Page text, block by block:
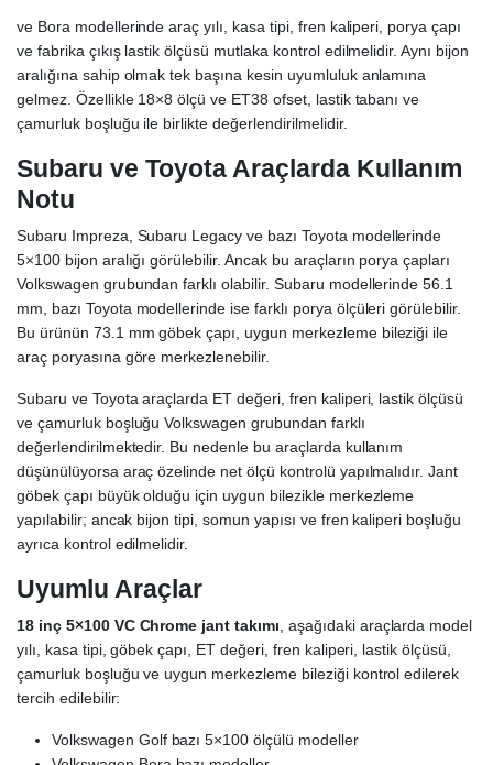
ve Bora modellerinde araç yılı, kasa tipi, fren kaliperi, porya çapı
ve fabrika çıkış lastik ölçüsü mutlaka kontrol edilmelidir. Aynı bijon
aralığına sahip olmak tek başına kesin uyumluluk anlamına
gelmez. Özellikle 18×8 ölçü ve ET38 ofset, lastik tabanı ve
çamurluk boşluğu ile birlikte değerlendirilmelidir.
Subaru ve Toyota Araçlarda Kullanım
Notu
Subaru Impreza, Subaru Legacy ve bazı Toyota modellerinde
5×100 bijon aralığı görülebilir. Ancak bu araçların porya çapları
Volkswagen grubundan farklı olabilir. Subaru modellerinde 56.1
mm, bazı Toyota modellerinde ise farklı porya ölçüleri görülebilir.
Bu ürünün 73.1 mm göbek çapı, uygun merkezleme bileziği ile
araç poryasına göre merkezlenebilir.
Subaru ve Toyota araçlarda ET değeri, fren kaliperi, lastik ölçüsü
ve çamurluk boşluğu Volkswagen grubundan farklı
değerlendirilmektedir. Bu nedenle bu araçlarda kullanım
düşünülüyorsa araç özelinde net ölçü kontrolü yapılmalıdır. Jant
göbek çapı büyük olduğu için uygun bilezikle merkezleme
yapılabilir; ancak bijon tipi, somun yapısı ve fren kaliperi boşluğu
ayrıca kontrol edilmelidir.
Uyumlu Araçlar
18 inç 5×100 VC Chrome jant takımı , aşağıdaki araçlarda model
yılı, kasa tipi, göbek çapı, ET değeri, fren kaliperi, lastik ölçüsü,
çamurluk boşluğu ve uygun merkezleme bileziği kontrol edilerek
tercih edilebilir:
Volkswagen Golf bazı 5×100 ölçülü modeller